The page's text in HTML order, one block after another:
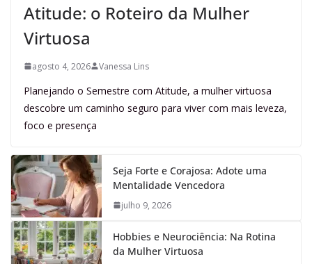
Atitude: o Roteiro da Mulher
Virtuosa
agosto 4, 2026 Vanessa Lins
Planejando o Semestre com Atitude, a mulher virtuosa
descobre um caminho seguro para viver com mais leveza,
foco e presença
Seja Forte e Corajosa: Adote uma
Mentalidade Vencedora
julho 9, 2026
Hobbies e Neurociência: Na Rotina
da Mulher Virtuosa